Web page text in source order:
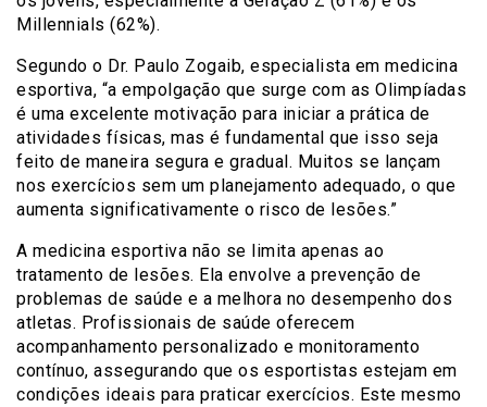
Millennials (62%).
Segundo o Dr. Paulo Zogaib, especialista em medicina
esportiva, “a empolgação que surge com as Olimpíadas
é uma excelente motivação para iniciar a prática de
atividades físicas, mas é fundamental que isso seja
feito de maneira segura e gradual. Muitos se lançam
nos exercícios sem um planejamento adequado, o que
aumenta significativamente o risco de lesões.”
A medicina esportiva não se limita apenas ao
tratamento de lesões. Ela envolve a prevenção de
problemas de saúde e a melhora no desempenho dos
atletas. Profissionais de saúde oferecem
acompanhamento personalizado e monitoramento
contínuo, assegurando que os esportistas estejam em
condições ideais para praticar exercícios. Este mesmo